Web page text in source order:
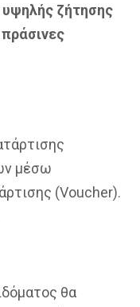
ζήτησης
μέσω
(Voucher).
θα